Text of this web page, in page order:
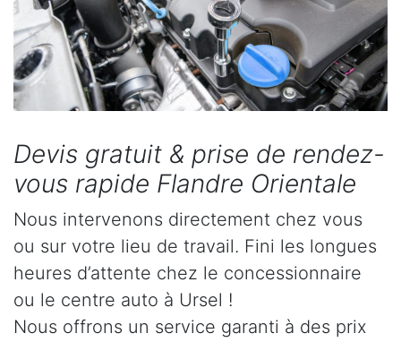
Devis gratuit & prise de rendez-
vous rapide Flandre Orientale
Nous intervenons directement chez vous
ou sur votre lieu de travail. Fini les longues
heures d’attente chez le concessionnaire
ou le centre auto à Ursel !
Nous offrons un service garanti à des prix